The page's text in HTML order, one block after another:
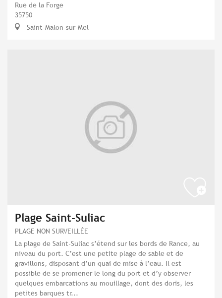
Rue de la Forge
35750
Saint-Malon-sur-Mel
Plage Saint-Suliac
PLAGE NON SURVEILLÉE
La plage de Saint-Suliac s’étend sur les bords de Rance, au
niveau du port. C’est une petite plage de sable et de
gravillons, disposant d’un quai de mise à l’eau. Il est
possible de se promener le long du port et d’y observer
quelques embarcations au mouillage, dont des doris, les
petites barques tr...